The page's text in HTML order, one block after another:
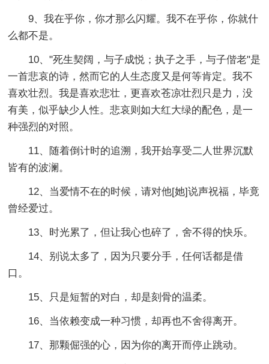
9、我在乎你，你才那么闪耀。我不在乎你，你就什
么都不是。
10、"死生契阔，与子成悦；执子之手，与子偕老"是
一首悲哀的诗，然而它的人生态度又是何等肯定。我不
喜欢壮烈。我是喜欢悲壮，更喜欢苍凉壮烈只是力，没
有美，似乎缺少人性。悲哀则如大红大绿的配色，是一
种强烈的对照。
11、随着倒计时的追溯，我开始享受二人世界沉默
皆有的波澜。
12、当爱情不在的时候，请对他[她]说声祝福，毕竟
曾经爱过。
13、时光累了，但让我心也碎了，舍不得的快乐。
14、别说太多了，因为只要分手，任何话都是借
口。
15、只是短暂的对白，却是刻骨的温柔。
16、当依赖变成一种习惯，却再也不舍得离开。
17、那颗倔强的心，因为你的离开而停止跳动。